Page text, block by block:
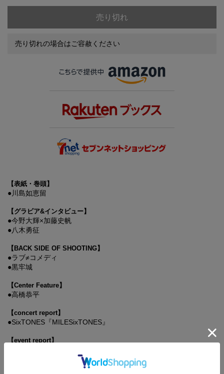
売り切れ
売り切れの場合はご容赦ください
【表紙・巻頭】
●川島如恵留
【グラビア&インタビュー】
●今野大輝×加藤史帆
●八木勇征
【BACK SIDE OF SHOOTING】
●ラブ≠コメディ
●黒牢城
【Center Feature】
●高橋恭平
【concert report】
●SixTONES『MILESixTONES』
【event report】
横浜に来ちゃいました～